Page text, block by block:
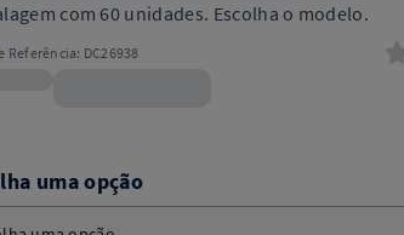
com 60 unidades. Escolha o modelo.
Referência: DC26938
uma opção